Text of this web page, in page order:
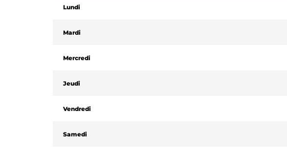
Lundi
Mardi
Mercredi
Jeudi
Vendredi
Samedi